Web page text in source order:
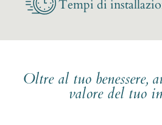
Tempi di
Oltre al tuo benessere,
valore del tuo